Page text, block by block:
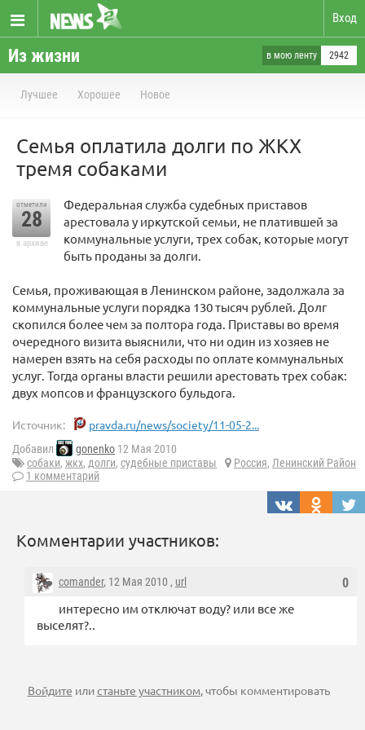
Вход
Из жизни в мою ленту 2942
Лучшее Хорошее Новое
Семья оплатила долги по ЖКХ
тремя собаками
отметили
28
в архиве
Федеральная служба судебных приставов
арестовала у иркутской семьи, не платившей за
коммунальные услуги, трех собак, которые могут
быть проданы за долги.
Семья, проживающая в Ленинском районе, задолжала за
коммунальные услуги порядка 130 тысяч рублей. Долг
скопился более чем за полтора года. Приставы во время
очередного визита выяснили, что ни один из хозяев не
намерен взять на себя расходы по оплате коммунальных
услуг. Тогда органы власти решили арестовать трех собак:
двух мопсов и французского бульдога.
Источник: pravda.ru/news/society/11-05-2...
Добавил gonenko 12 Мая 2010
собаки, жкх, долги, судебные приставы Россия, Ленинский Район
1 комментарий
Комментарии участников:
0
comander, 12 Мая 2010 , url
интересно им отключат воду? или все же
выселят?..
Войдите илистаньте участником, чтобы комментировать